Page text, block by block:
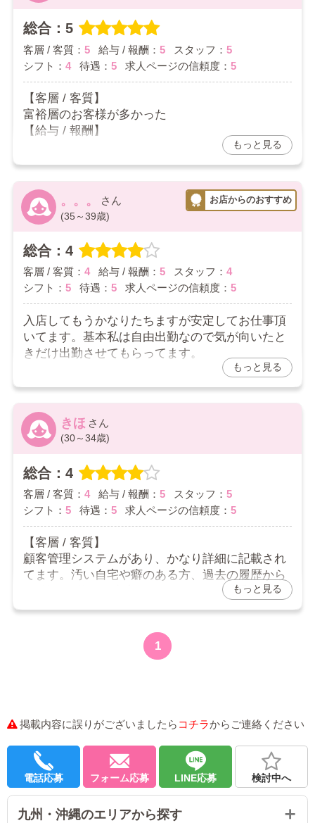
自分のペースで出勤できるのが良い
【待遇】
2024/10/20
お店からの返信コメント
女の子自体の努力ですので頂いちゃて下さい！
総合：5
客層 / 客質： 5 給与 / 報酬： 5 スタッフ： 5
シフト： 4 待遇： 5 求人ページの信頼度： 5
【客層 / 客質】
富裕層のお客様が多かった
【給与 / 報酬】
【スタッフ】
対応が的確で助かります
【シフト】
自由出勤なのでプライベートも充実
【待遇】
本指名バックが他店に比べて高額
【求人ページの信頼度】
求人通りでした
【総評】
2024/10/18
もっと見る
。。。
(35～39歳)
総合：4
客層 / 客質： 4 給与 / 報酬： 5 スタッフ： 4
シフト： 5 待遇： 5 求人ページの信頼度： 5
入店してもうかなりたちますが安定してお仕事頂
いてます。基本私は自由出勤なので気が向いたと
きだけ出勤させてもらってます。
これからも自分のペースでお仕事していきます💕
2024/10/17
もっと見る
きほ
(30～34歳)
総合：4
客層 / 客質： 4 給与 / 報酬： 5 スタッフ： 5
シフト： 5 待遇： 5 求人ページの信頼度： 5
【客層 / 客質】
顧客管理システムがあり、かなり詳細に記載され
てます。汚い自宅や癖のある方、過去の履歴から
NG等も可能で、安心できます。HPの派手さはあ
りますが、お客様は特に普通の方々です。
本指名のバックが他店より多いらしく、かなり上
相談事などへのレスポンスが早く、頼りにしてす
れたり、本誌名様が多く来ていただけるようにな
ったのはスタッフさんのおかげが大きいです!
【シフト】
【待遇】
もっと見る
1
掲載内容に誤りがございましたら コチラからご連絡ください
電話応募 フォーム応募 LINE応募 検討中へ
九州・沖縄のエリアから探す